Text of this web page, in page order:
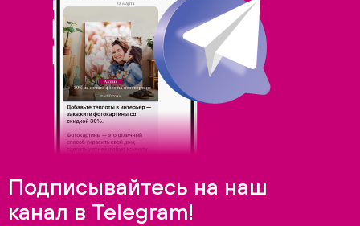
Подписывайтесь на наш
канал в Telegram!